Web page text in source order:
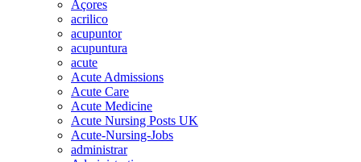
Açores
acrilico
acupuntor
acupuntura
acute
Acute Admissions
Acute Care
Acute Medicine
Acute Nursing Posts UK
Acute-Nursing-Jobs
administrar